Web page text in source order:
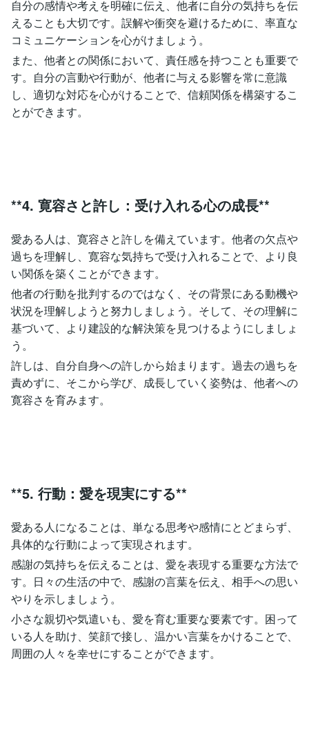
自分の感情や考えを明確に伝え、他者に自分の気持ちを伝
えることも大切です。誤解や衝突を避けるために、率直な
コミュニケーションを心がけましょう。
また、他者との関係において、責任感を持つことも重要で
す。自分の言動や行動が、他者に与える影響を常に意識
し、適切な対応を心がけることで、信頼関係を構築するこ
とができます。
**4. 寛容さと許し：受け入れる心の成長**
愛ある人は、寛容さと許しを備えています。他者の欠点や
過ちを理解し、寛容な気持ちで受け入れることで、より良
い関係を築くことができます。
他者の行動を批判するのではなく、その背景にある動機や
状況を理解しようと努力しましょう。そして、その理解に
基づいて、より建設的な解決策を見つけるようにしましょ
う。
許しは、自分自身への許しから始まります。過去の過ちを
責めずに、そこから学び、成長していく姿勢は、他者への
寛容さを育みます。
**5. 行動：愛を現実にする**
愛ある人になることは、単なる思考や感情にとどまらず、
具体的な行動によって実現されます。
感謝の気持ちを伝えることは、愛を表現する重要な方法で
す。日々の生活の中で、感謝の言葉を伝え、相手への思い
やりを示しましょう。
小さな親切や気遣いも、愛を育む重要な要素です。困って
いる人を助け、笑顔で接し、温かい言葉をかけることで、
周囲の人々を幸せにすることができます。